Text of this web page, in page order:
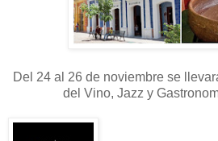
Del 24 al 26 de noviembre se
del Vino, Jazz y